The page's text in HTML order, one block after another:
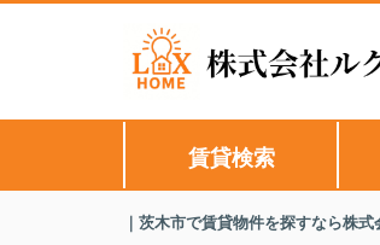
賃貸検索
｜茨木市で賃貸物件を探すなら株